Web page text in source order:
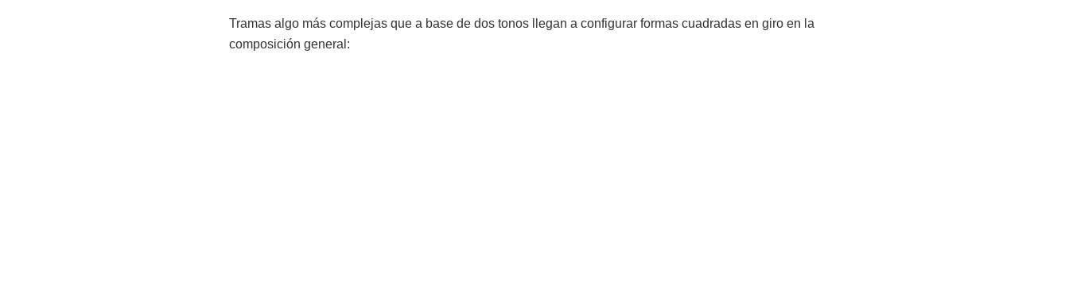
Tramas algo más complejas que a base de dos tonos llegan a configurar formas cuadradas en giro en la
composición general: